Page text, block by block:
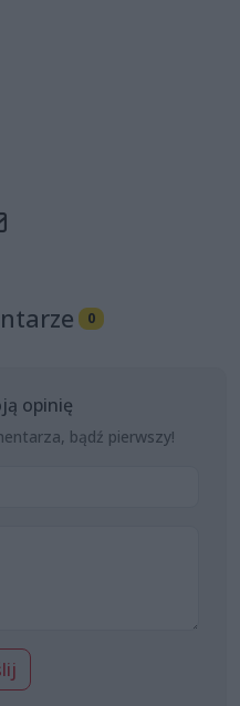
0
opinię
bądź pierwszy!